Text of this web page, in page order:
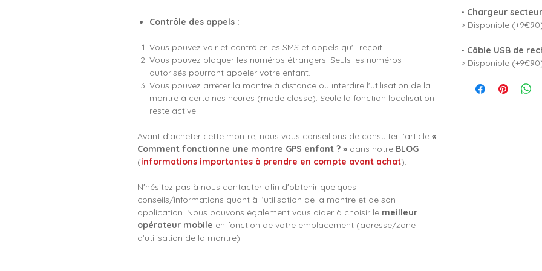
Contrôle des appels :
Vous pouvez voir et contrôler les SMS et appels qu'il reçoit.
Vous pouvez bloquer les numéros étrangers. Seuls les numéros
autorisés pourront appeler votre enfant.
Vous pouvez arrêter la montre à distance ou interdire l'utilisation de la
montre à certaines heures (mode classe). Seule la fonction localisation
reste active.
Avant d’acheter cette montre, nous vous conseillons de consulter l’article «
Comment fonctionne une montre GPS enfant ? » dans notre BLOG
(informations importantes à prendre en compte avant achat).
N'hésitez pas à nous contacter afin d'obtenir quelques
conseils/informations quant à l’utilisation de la montre et de son
application. Nous pouvons également vous aider à choisir le meilleur
opérateur mobile en fonction de votre emplacement (adresse/zone
d’utilisation de la montre).
- Chargeur secteur
> Disponible
- Câble USB de
> Disponible